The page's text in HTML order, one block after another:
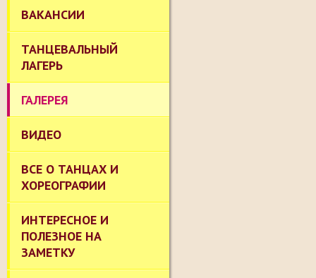
ВАКАНСИИ
ТАНЦЕВАЛЬНЫЙ
ЛАГЕРЬ
ГАЛЕРЕЯ
ВИДЕО
ВСЕ О ТАНЦАХ И
ХОРЕОГРАФИИ
ИНТЕРЕСНОЕ И
ПОЛЕЗНОЕ НА
ЗАМЕТКУ